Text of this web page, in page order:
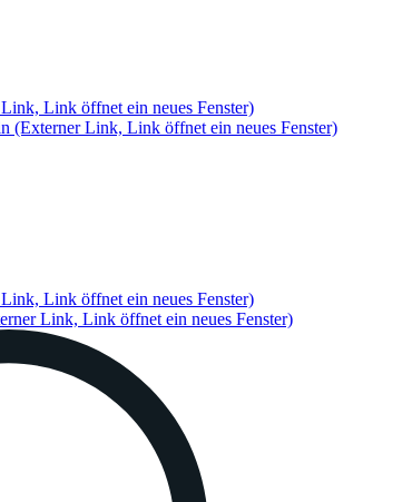
Link öffnet ein neues Fenster)
(Externer Link, Link öffnet ein neues Fenster)
Link öffnet ein neues Fenster)
Link, Link öffnet ein neues Fenster)